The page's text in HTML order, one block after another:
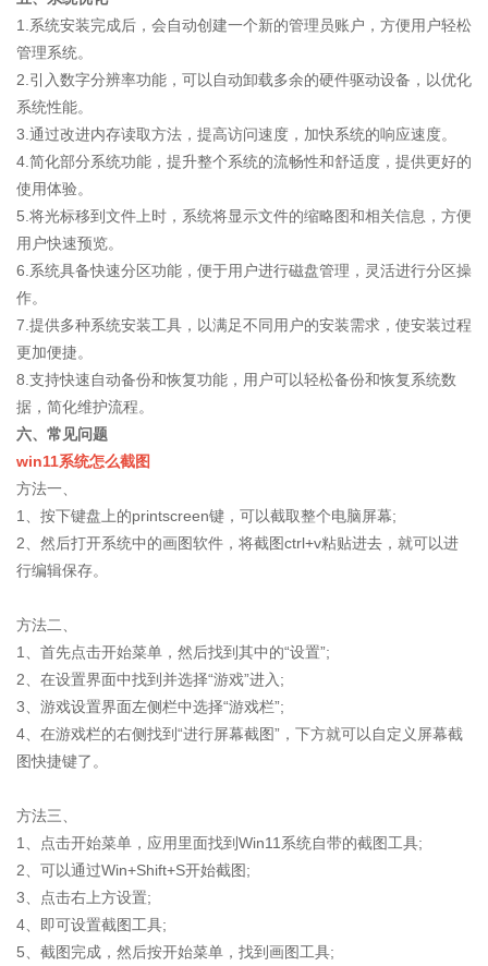
1.系统安装完成后，会自动创建一个新的管理员账户，方便用户轻松
管理系统。
2.引入数字分辨率功能，可以自动卸载多余的硬件驱动设备，以优化
系统性能。
3.通过改进内存读取方法，提高访问速度，加快系统的响应速度。
4.简化部分系统功能，提升整个系统的流畅性和舒适度，提供更好的
使用体验。
5.将光标移到文件上时，系统将显示文件的缩略图和相关信息，方便
用户快速预览。
6.系统具备快速分区功能，便于用户进行磁盘管理，灵活进行分区操
作。
7.提供多种系统安装工具，以满足不同用户的安装需求，使安装过程
更加便捷。
8.支持快速自动备份和恢复功能，用户可以轻松备份和恢复系统数
据，简化维护流程。
六、常见问题
win11系统怎么截图
方法一、
1、按下键盘上的printscreen键，可以截取整个电脑屏幕;
2、然后打开系统中的画图软件，将截图ctrl+v粘贴进去，就可以进
行编辑保存。
方法二、
1、首先点击开始菜单，然后找到其中的“设置”;
2、在设置界面中找到并选择“游戏”进入;
3、游戏设置界面左侧栏中选择“游戏栏”;
4、在游戏栏的右侧找到“进行屏幕截图”，下方就可以自定义屏幕截
图快捷键了。
方法三、
1、点击开始菜单，应用里面找到Win11系统自带的截图工具;
2、可以通过Win+Shift+S开始截图;
3、点击右上方设置;
4、即可设置截图工具;
5、截图完成，然后按开始菜单，找到画图工具;